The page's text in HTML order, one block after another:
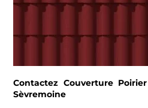
Contactez Couverture
Sèvremoine